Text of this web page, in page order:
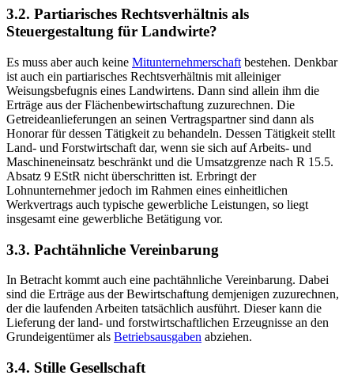
3.2. Partiarisches Rechtsverhältnis als
Steuergestaltung für Landwirte?
Es muss aber auch keine Mitunternehmerschaft bestehen. Denkbar
ist auch ein partiarisches Rechtsverhältnis mit alleiniger
Weisungsbefugnis eines Landwirtens. Dann sind allein ihm die
Erträge aus der Flächenbewirtschaftung zuzurechnen. Die
Getreideanlieferungen an seinen Vertragspartner sind dann als
Honorar für dessen Tätigkeit zu behandeln. Dessen Tätigkeit stellt
Land- und Forstwirtschaft dar, wenn sie sich auf Arbeits- und
Maschineneinsatz beschränkt und die Umsatzgrenze nach R 15.5.
Absatz 9 EStR nicht überschritten ist. Erbringt der
Lohnunternehmer jedoch im Rahmen eines einheitlichen
Werkvertrags auch typische gewerbliche Leistungen, so liegt
insgesamt eine gewerbliche Betätigung vor.
3.3. Pachtähnliche Vereinbarung
In Betracht kommt auch eine pachtähnliche Vereinbarung. Dabei
sind die Erträge aus der Bewirtschaftung demjenigen zuzurechnen,
der die laufenden Arbeiten tatsächlich ausführt. Dieser kann die
Lieferung der land- und forstwirtschaftlichen Erzeugnisse an den
Grundeigentümer als Betriebsausgaben abziehen.
3.4. Stille Gesellschaft